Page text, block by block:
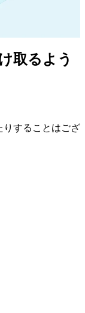
取るよう
りすることはござ